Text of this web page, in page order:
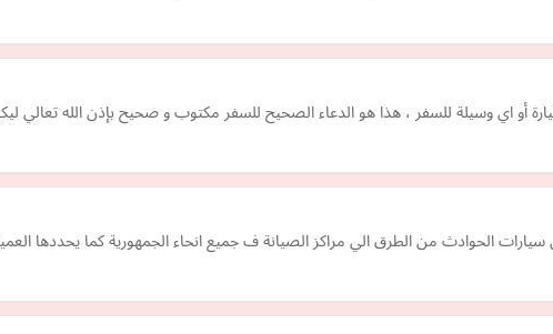
أو اي وسيلة للسفر ، هذا هو الدعاء الصحيح للسفر مكتوب و صحيح بإذن الله تعالي
الحوادث من الطرق الي مراكز الصيانة ف جميع انحاء الجمهورية كما يحددها